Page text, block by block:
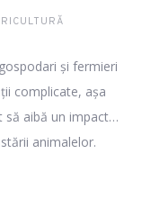
și fermieri
complicate, așa
să aibă un impact
animalelor.
complex pe acest
când sunt ei cei